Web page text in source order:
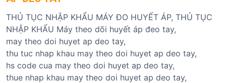
THỦ TỤC NHẬP KHẨU MÁY ĐO HUYẾT ÁP, THỦ TỤC
NHẬP KHẨU Máy theo dõi huyết áp đeo tay,
may theo doi huyet ap deo tay,
thu tuc nhap khau may theo doi huyet ap deo tay,
hs code cua may theo doi huyet ap deo tay,
thue nhap khau may theo doi huyet ap deo tay,